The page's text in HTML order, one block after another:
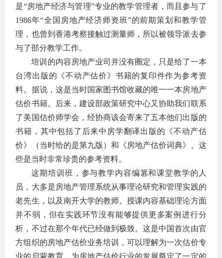
是“房地产经济与管理”专业的教学管理者，而且参与了
1986年“全国房地产经济师资班”的前期策划和教学管
理，也曾到香港考察接触过测量师，所以被领导派去参
与了部分教学工作。
培训的内容房地产业司并没有圈定，只是给了一本
台湾出版的《不动产估价》书籍的复印件作为参考资
料。据说，这是当时国家图书馆收藏的唯一一本房地产
估价书籍。后来，建设部政策研究中心又协助我们联系
了美国估价师学会，经协商该会寄来了五本他们出版的
书籍，其中包括了后来中房学翻译出版的《不动产估
价》（当时给的是第九版）和《房地产估价词典》。这
些是当时非常珍贵的参考资料。
这期培训班，参与教学内容编篡和课堂教学的人
员，大多是房地产管理系统从事理论研究和管理实践的
老先生，以及南开大学的教师。授课内容基础理论方面
并不弱，但在实践环节没有能够提供更多案例进行分
析，不过在那个年代已经做到极致。这是中国首次由官
方组织的房地产估价业务培训，可以理解为一次估价专
业的启蒙教育，为房地产估价行业的发展奠定了一定的